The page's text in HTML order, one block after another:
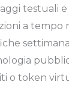
testuali
a
o token